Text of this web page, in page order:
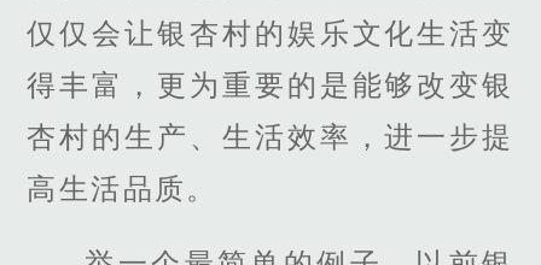
仅仅会让银杏村的娱乐文化生活变
得丰富，更为重要的是能够改变银
杏村的生产、生活效率，进一步提
高生活品质。